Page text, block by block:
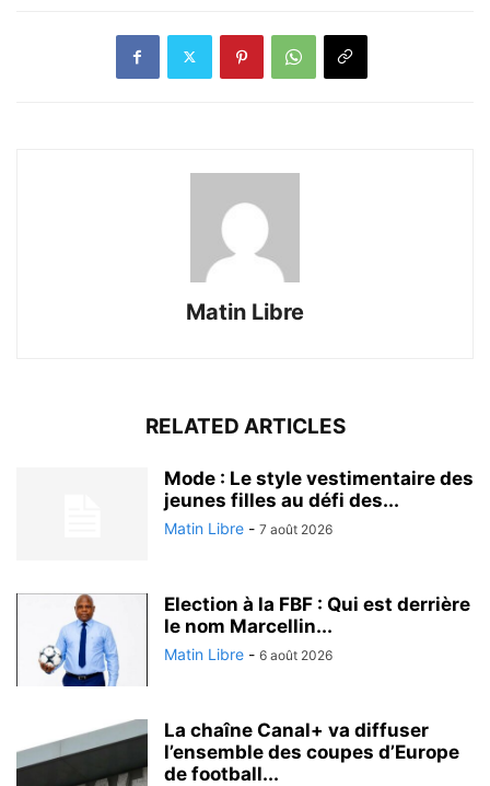
Matin Libre
RELATED ARTICLES
Mode : Le style vestimentaire des
jeunes filles au défi des...
Matin Libre - 7 août 2026
Election à la FBF : Qui est derrière
le nom Marcellin...
Matin Libre - 6 août 2026
La chaîne Canal+ va diffuser
l’ensemble des coupes d’Europe
de football...